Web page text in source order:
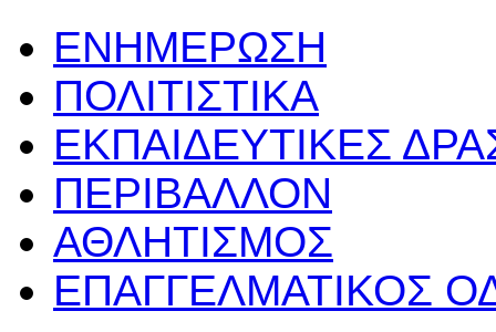
ΕΝΗΜΕΡΩΣΗ
ΠΟΛΙΤΙΣΤΙΚΑ
ΕΚΠΑΙΔΕΥΤΙΚΕΣ
ΠΕΡΙΒΑΛΛΟΝ
ΑΘΛΗΤΙΣΜΟΣ
ΕΠΑΓΓΕΛΜΑΤΙΚΟΣ